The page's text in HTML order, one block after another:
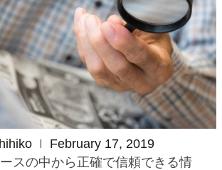
February 17, 2019
スの中から正確で信頼できる情